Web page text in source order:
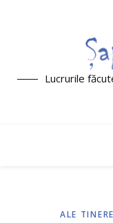
Lucrurile
ALE